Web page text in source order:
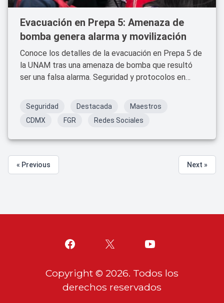
Evacuación en Prepa 5: Amenaza de
bomba genera alarma y movilización
Conoce los detalles de la evacuación en Prepa 5 de
la UNAM tras una amenaza de bomba que resultó
ser una falsa alarma. Seguridad y protocolos en
Seguridad Destacada
Maestros
CDMX
FGR Redes Sociales
« Previous Next »
Copyright © 2026. Todos los
derechos reservados